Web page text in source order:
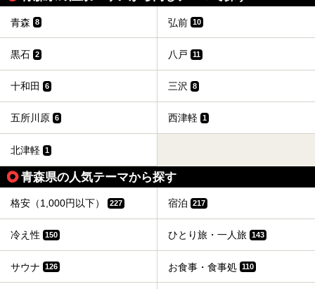
青森 8 弘前 10
黒石 2 八戸 11
十和田 6 三沢 8
五所川原 6 西津軽 1
北津軽 1
青森県の人気テーマから探す
格安（1,000円以下） 227 宿泊 217
冷え性 150 ひとり旅・一人旅 143
サウナ 126 お食事・食事処 110